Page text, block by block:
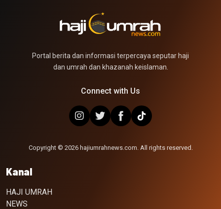
Portal berita dan informasi terpercaya seputar haji
dan umrah dan khazanah keislaman.
Connect with Us
Copyright © 2026 hajiumrahnews.com. All rights reserved.
Kanal
HAJI UMRAH
NEWS